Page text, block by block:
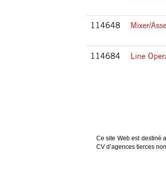
114648
Mixer/
114684
Line
Ce site Web est destiné
CV d’agences tierces